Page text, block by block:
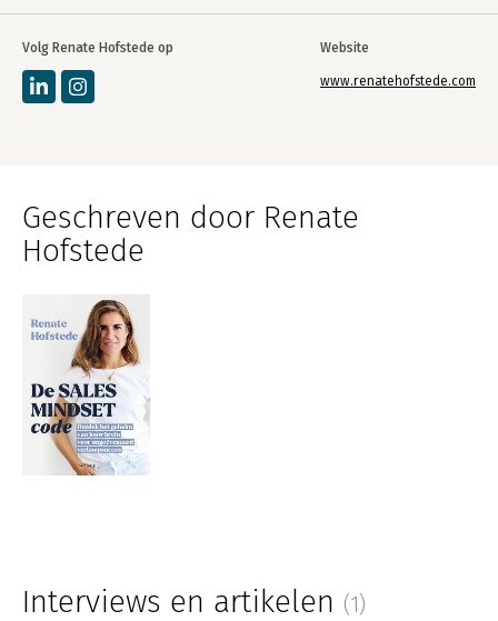
Volg Renate Hofstede op Website
www.renatehofstede.com
Geschreven door Renate
Hofstede
Interviews en artikelen (1)